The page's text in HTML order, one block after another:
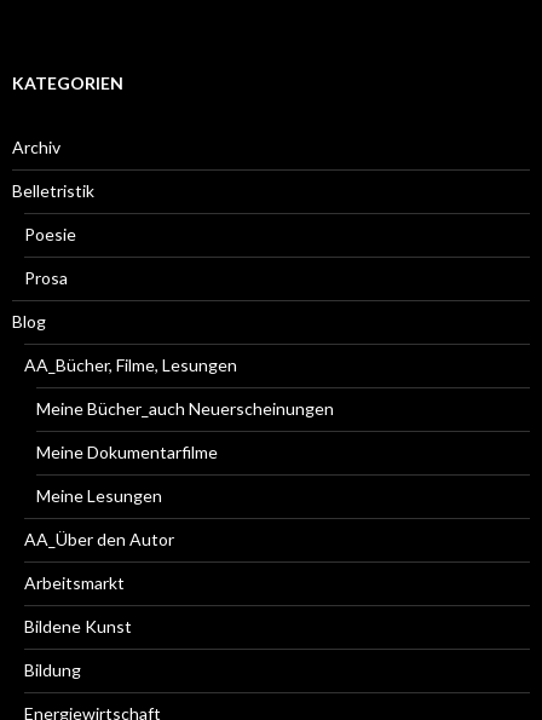
KATEGORIEN
Archiv
Belletristik
Poesie
Prosa
Blog
AA_Bücher, Filme, Lesungen
Meine Bücher_auch Neuerscheinungen
Meine Dokumentarfilme
Meine Lesungen
AA_Über den Autor
Arbeitsmarkt
Bildene Kunst
Bildung
Energiewirtschaft